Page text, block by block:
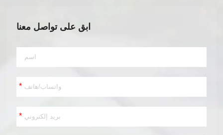
ابق على تواصل معنا
*
*